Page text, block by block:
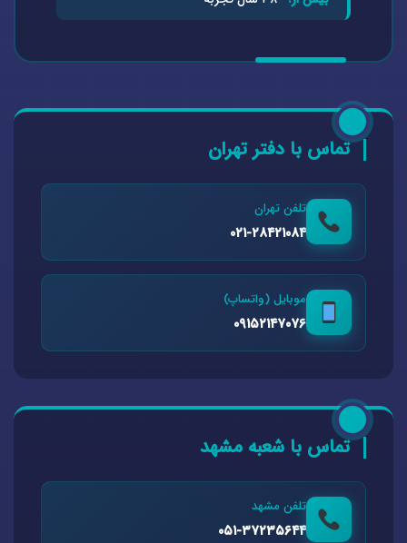
تماس با دفتر تهران
تلفن تهران
۰۲۱-۲۸۴۲۱۰۸۴
موبایل (واتساپ)
۰۹۱۵۲۱۴۷۰۷۶
تماس با شعبه مشهد
تلفن مشهد
۰۵۱-۳۷۲۳۵۶۴۴